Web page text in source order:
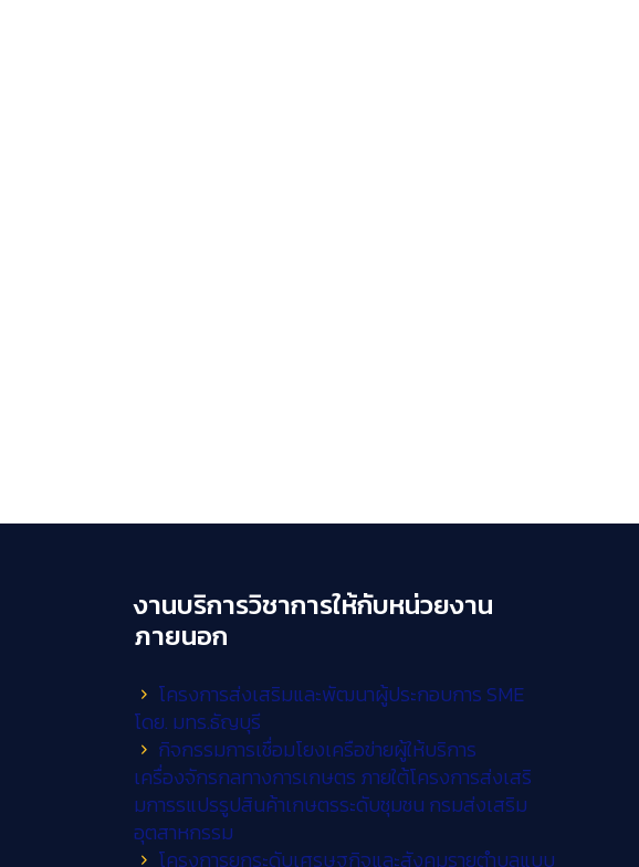
งานบริการวิชาการให้กับหน่วยงาน
ภายนอก
โครงการส่งเสริมและพัฒนาผู้ประกอบการ SME
โดย. มทร.ธัญบุรี
กิจกรรมการเชื่อมโยงเครือข่ายผู้ให้บริการ
เครื่องจักรกลทางการเกษตร ภายใต้โครงการส่งเสริ
มการรแปรรูปสินค้าเกษตรระดับชุมชน กรมส่งเสริม
อุตสาหกรรม
โครงการยกระดับเศรษฐกิจและสังคมรายตำบลแบบ